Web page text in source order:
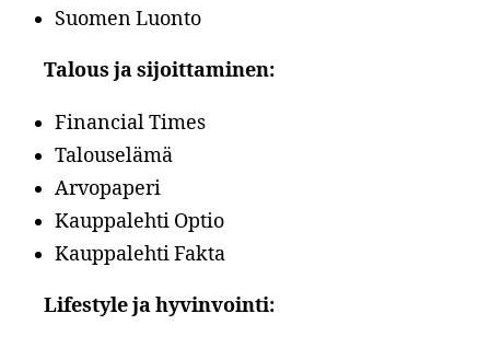
Suomen Luonto
Talous ja sijoittaminen:
Financial Times
Talouselämä
Arvopaperi
Kauppalehti Optio
Kauppalehti Fakta
Lifestyle ja hyvinvointi: